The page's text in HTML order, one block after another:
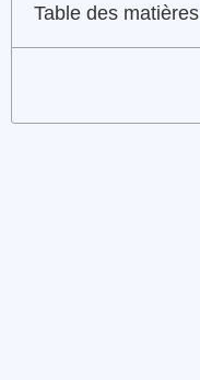
Table des matières